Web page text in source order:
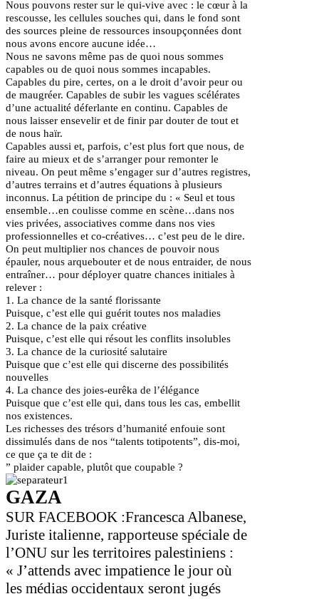
Nous pouvons rester sur le qui-vive avec : le cœur à la
rescousse, les cellules souches qui, dans le fond sont
des sources pleine de ressources insoupçonnées dont
nous avons encore aucune idée…
Nous ne savons même pas de quoi nous sommes
capables ou de quoi nous sommes incapables.
Capables du pire, certes, on a le droit d’avoir peur ou
de maugréer. Capables de subir les vagues scélérates
d’une actualité déferlante en continu. Capables de
nous laisser ensevelir et de finir par douter de tout et
de nous haïr.
Capables aussi et, parfois, c’est plus fort que nous, de
faire au mieux et de s’arranger pour remonter le
niveau. On peut même s’engager sur d’autres registres,
d’autres terrains et d’autres équations à plusieurs
inconnus. La pétition de principe du : « Seul et tous
ensemble…en coulisse comme en scène…dans nos
vies privées, associatives comme dans nos vies
professionnelles et co-créatives… c’est peu de le dire.
On peut multiplier nos chances de pouvoir nous
épauler, nous arquebouter et de nous entraider, de nous
entraîner… pour déployer quatre chances initiales à
relever :
1. La chance de la santé florissante
Puisque, c’est elle qui guérit toutes nos maladies
2. La chance de la paix créative
Puisque, c’est elle qui résout les conflits insolubles
3. La chance de la curiosité salutaire
Puisque que c’est elle qui discerne des possibilités
nouvelles
4. La chance des joies-eurêka de l’élégance
Puisque que c’est elle qui, dans tous les cas, embellit
nos existences.
Les richesses des trésors d’humanité enfouie sont
dissimulés dans de nos “talents totipotents”, dis-moi,
ce que ça te dit de :
” plaider capable, plutôt que coupable ?
GAZA
SUR FACEBOOK :Francesca Albanese,
Juriste italienne, rapporteuse spéciale de
l’ONU sur les territoires palestiniens :
« J’attends avec impatience le jour où
les médias occidentaux seront jugés